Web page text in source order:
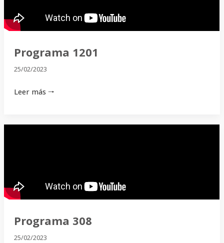
Programa 1201
25/02/2023
Leer más 🠒
Programa 308
25/02/2023